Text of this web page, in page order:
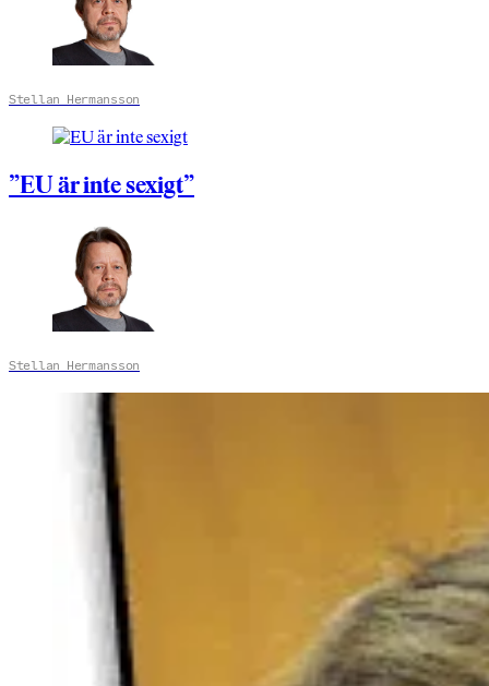
Stellan Hermansson
”EU är inte sexigt”
Stellan Hermansson